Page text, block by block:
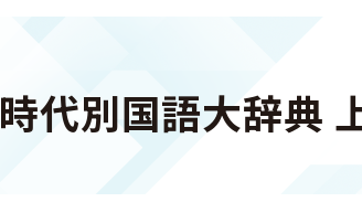
時代別国語大辞典